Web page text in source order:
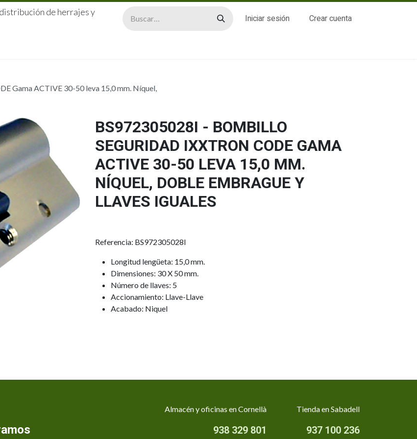
de herrajes y
Iniciar sesión Crear cuenta
Gama ACTIVE 30-50 leva 15,0 mm. Níquel,
BS972305028I - BOMBILLO
SEGURIDAD IXXTRON CODE GAMA
ACTIVE 30-50 LEVA 15,0 MM.
NÍQUEL, DOBLE EMBRAGUE Y
LLAVES IGUALES
Referencia: BS972305028I
Longitud lengüeta: 15,0 mm.
Dimensiones: 30 X 50 mm.
Número de llaves: 5
Accionamiento: Llave-Llave
Acabado: Niquel
Almacén y oficinas en Cornellà
938 329 801
Tienda en Sabadell
937 100 236